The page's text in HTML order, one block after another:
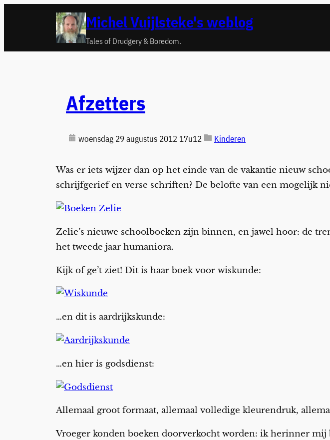
Michel Vuijlsteke's weblog
Tales of Drudgery & Boredom.
Afzetters
woensdag 29 augustus 2012 17u12 Kinderen
Was er iets wijzer dan op het einde van de vakantie nieuw
schrijfgerief en verse schriften? De belofte van een mogelijk
Zelie’s nieuwe schoolboeken zijn binnen, en jawel hoor: de
het tweede jaar humaniora.
Kijk of ge’t ziet! Dit is haar boek voor wiskunde:
…en dit is aardrijkskunde:
…en hier is godsdienst:
Allemaal groot formaat, allemaal volledige kleurendruk,
Vroeger konden boeken doorverkocht worden: ik herinner